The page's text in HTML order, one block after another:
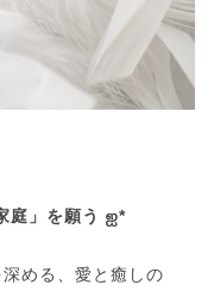
庭」を願う ஐ*
める、愛と癒しの